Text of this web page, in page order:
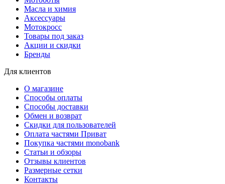
Масла и химия
Аксессуары
Мотокросс
Товары под заказ
Акции и скидки
Бренды
Для клиентов
О магазине
Способы оплаты
Способы доставки
Обмен и возврат
Скидки для пользователей
Оплата частями Приват
Покупка частями monobank
Статьи и обзоры
Отзывы клиентов
Размерные сетки
Контакты